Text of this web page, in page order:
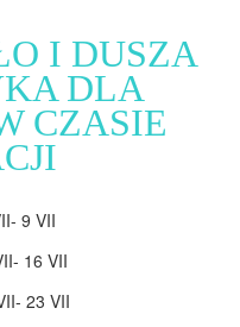
I DUSZA
DLA
CZASIE
9 VII
16 VII
23 VII